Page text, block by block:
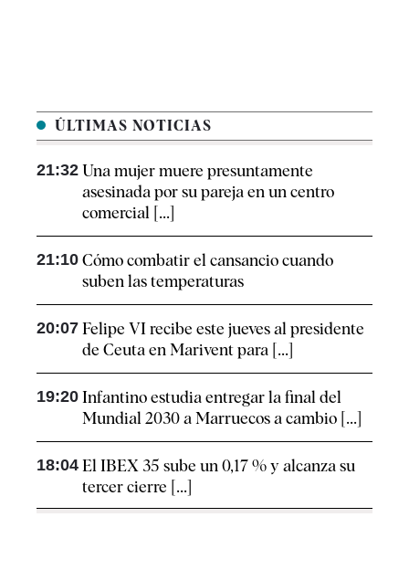
ÚLTIMAS NOTICIAS
21:32 Una mujer muere presuntamente
asesinada por su pareja en un centro
comercial [...]
21:10 Cómo combatir el cansancio​ cuando
suben las temperaturas
20:07 Felipe VI recibe este jueves al presidente
de Ceuta en Marivent para [...]
19:20 Infantino estudia entregar la final del
Mundial 2030 a Marruecos a cambio [...]
18:04 El IBEX 35 sube un 0,17 % y alcanza su
tercer cierre [...]